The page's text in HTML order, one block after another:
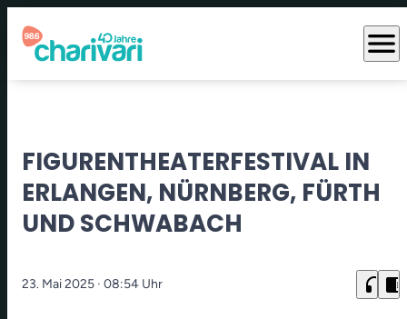
menu
FIGURENTHEATERFESTIVAL IN
ERLANGEN, NÜRNBERG, FÜRTH
UND SCHWABACH
23. Mai 2025 · 08:54 Uhr headphones chrome_reader_mode